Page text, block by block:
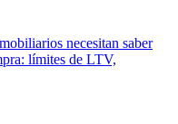
necesitan saber
límites de LTV,